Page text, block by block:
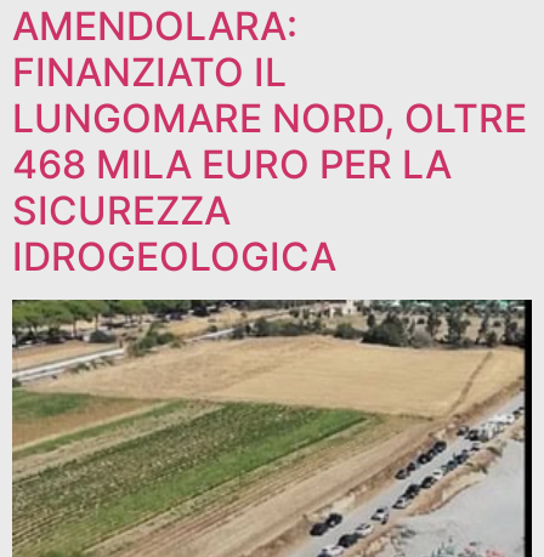
AMENDOLARA:
FINANZIATO IL
LUNGOMARE NORD, OLTRE
468 MILA EURO PER LA
SICUREZZA
IDROGEOLOGICA